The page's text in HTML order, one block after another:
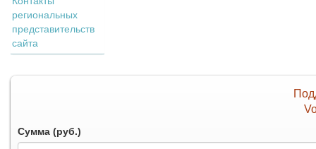
региональных
представительств
сайта
Сумма (руб.)